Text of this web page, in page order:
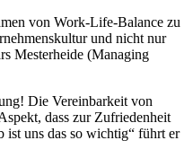
von Work-Life-Balance zu
und nicht nur
Mesterheide (Managing
Die Vereinbarkeit von
dass zur Zufriedenheit
ist uns das so wichtig“ führt er